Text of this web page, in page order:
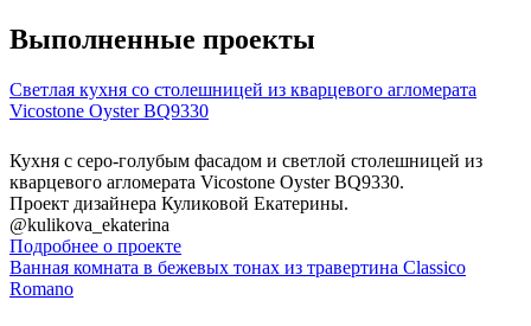
Выполненные проекты
Светлая кухня со столешницей из кварцевого агломерата
Vicostone Oyster BQ9330
Кухня с серо-голубым фасадом и светлой столешницей из
кварцевого агломерата Vicostone Oyster BQ9330.
Проект дизайнера Куликовой Екатерины.
@kulikova_ekaterina
Подробнее о проекте
Ванная комната в бежевых тонах из травертина Classico
Romano